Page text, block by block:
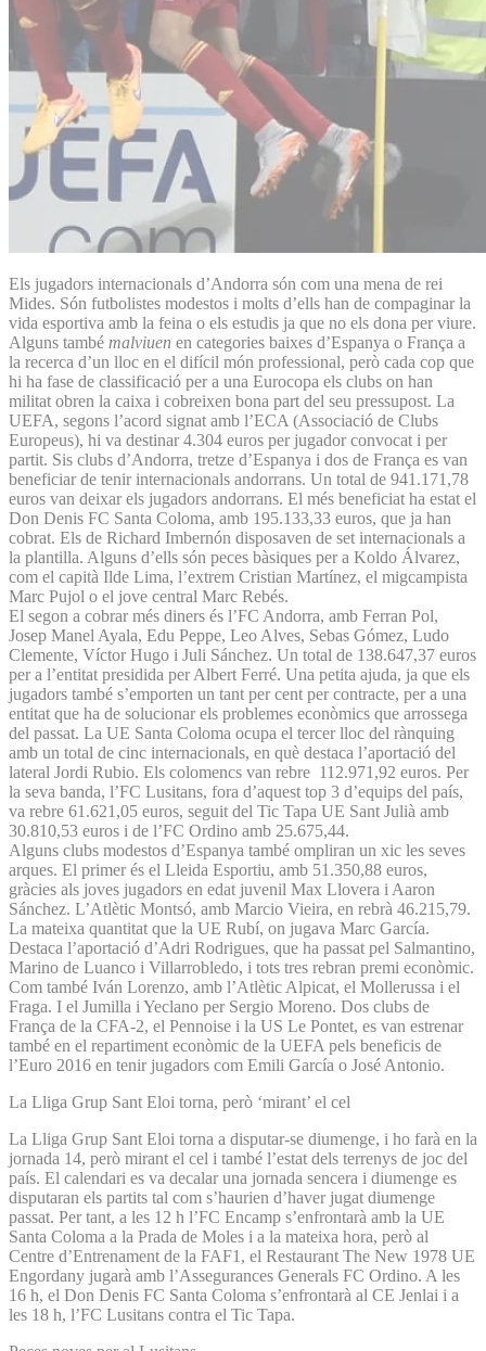
Els jugadors internacionals d’Andorra són com una mena de rei
Mides. Són futbolistes modestos i molts d’ells han de compaginar la
vida esportiva amb la feina o els estudis ja que no els dona per viure.
Alguns també malviuen en categories baixes d’Espanya o França a
la recerca d’un lloc en el difícil món professional, però cada cop que
hi ha fase de classificació per a una Eurocopa els clubs on han
militat obren la caixa i cobreixen bona part del seu pressupost. La
UEFA, segons l’acord signat amb l’ECA (Associació de Clubs
Europeus), hi va destinar 4.304 euros per jugador convocat i per
partit. Sis clubs d’Andorra, tretze d’Espanya i dos de França es van
beneficiar de tenir internacionals andorrans. Un total de 941.171,78
euros van deixar els jugadors andorrans. El més beneficiat ha estat el
Don Denis FC Santa Coloma, amb 195.133,33 euros, que ja han
cobrat. Els de Richard Imbernón disposaven de set internacionals a
la plantilla. Alguns d’ells són peces bàsiques per a Koldo Álvarez,
com el capità Ilde Lima, l’extrem Cristian Martínez, el migcampista
Marc Pujol o el jove central Marc Rebés.
El segon a cobrar més diners és l’FC Andorra, amb Ferran Pol,
Josep Manel Ayala, Edu Peppe, Leo Alves, Sebas Gómez, Ludo
Clemente, Víctor Hugo i Juli Sánchez. Un total de 138.647,37 euros
per a l’entitat presidida per Albert Ferré. Una petita ajuda, ja que els
jugadors també s’emporten un tant per cent per contracte, per a una
entitat que ha de solucionar els problemes econòmics que arrossega
del passat. La UE Santa Coloma ocupa el tercer lloc del rànquing
amb un total de cinc internacionals, en què destaca l’aportació del
lateral Jordi Rubio. Els colomencs van rebre 112.971,92 euros. Per
la seva banda, l’FC Lusitans, fora d’aquest top 3 d’equips del país,
va rebre 61.621,05 euros, seguit del Tic Tapa UE Sant Julià amb
30.810,53 euros i de l’FC Ordino amb 25.675,44.
Alguns clubs modestos d’Espanya també ompliran un xic les seves
arques. El primer és el Lleida Esportiu, amb 51.350,88 euros,
gràcies als joves jugadors en edat juvenil Max Llovera i Aaron
Sánchez. L’Atlètic Montsó, amb Marcio Vieira, en rebrà 46.215,79.
La mateixa quantitat que la UE Rubí, on jugava Marc García.
Destaca l’aportació d’Adri Rodrigues, que ha passat pel Salmantino,
Marino de Luanco i Villarrobledo, i tots tres rebran premi econòmic.
Com també Iván Lorenzo, amb l’Atlètic Alpicat, el Mollerussa i el
Fraga. I el Jumilla i Yeclano per Sergio Moreno. Dos clubs de
França de la CFA-2, el Pennoise i la US Le Pontet, es van estrenar
també en el repartiment econòmic de la UEFA pels beneficis de
l’Euro 2016 en tenir jugadors com Emili García o José Antonio.
La Lliga Grup Sant Eloi torna, però ‘mirant’ el cel
La Lliga Grup Sant Eloi torna a disputar-se diumenge, i ho farà en la
jornada 14, però mirant el cel i també l’estat dels terrenys de joc del
país. El calendari es va decalar una jornada sencera i diumenge es
disputaran els partits tal com s’haurien d’haver jugat diumenge
passat. Per tant, a les 12 h l’FC Encamp s’enfrontarà amb la UE
Santa Coloma a la Prada de Moles i a la mateixa hora, però al
Centre d’Entrenament de la FAF1, el Restaurant The New 1978 UE
Engordany jugarà amb l’Assegurances Generals FC Ordino. A les
16 h, el Don Denis FC Santa Coloma s’enfrontarà al CE Jenlai i a
les 18 h, l’FC Lusitans contra el Tic Tapa.